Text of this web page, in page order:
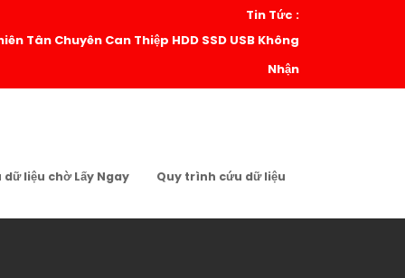
Tin Tức :
Tân Chuyên Can Thiệp HDD SSD USB Không
Nhận
dữ liệu chờ Lấy Ngay Quy trình cứu dữ liệu